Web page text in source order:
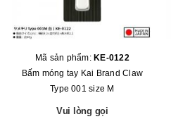
Mã sản phẩm:KE-0122
Bấm móng tay Kai Brand Claw
Type 001 size M
Vui lòng gọi